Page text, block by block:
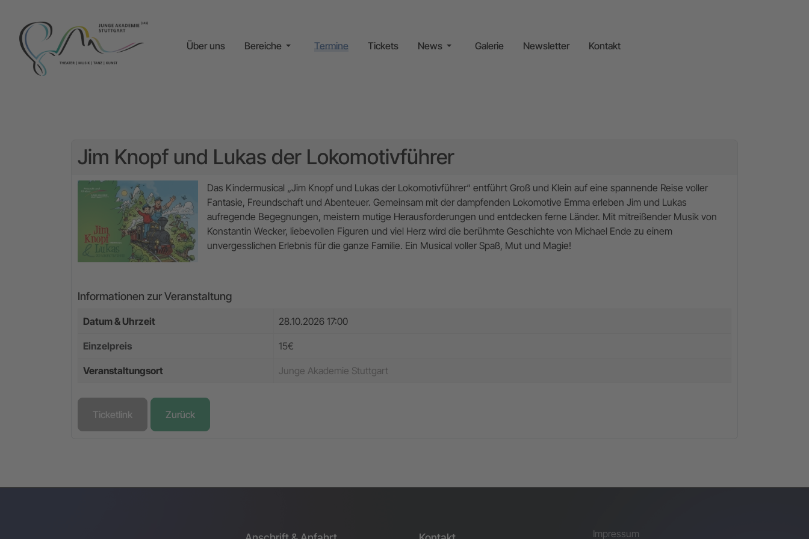
Über uns Bereiche Termine Tickets News Galerie Newsletter Kontakt
Jim Knopf und Lukas der Lokomotivführer
Das Kindermusical „Jim Knopf und Lukas der Lokomotivführer“ entführt Groß und Klein auf eine spannende Reise voller
Fantasie, Freundschaft und Abenteuer. Gemeinsam mit der dampfenden Lokomotive Emma erleben Jim und Lukas
aufregende Begegnungen, meistern mutige Herausforderungen und entdecken ferne Länder. Mit mitreißender Musik von
Konstantin Wecker, liebevollen Figuren und viel Herz wird die berühmte Geschichte von Michael Ende zu einem
unvergesslichen Erlebnis für die ganze Familie. Ein Musical voller Spaß, Mut und Magie!
Informationen zur Veranstaltung
Datum & Uhrzeit 28.10.2026 17:00
Einzelpreis 15€
Veranstaltungsort Junge Akademie Stuttgart
Ticketlink Zurück
Impressum